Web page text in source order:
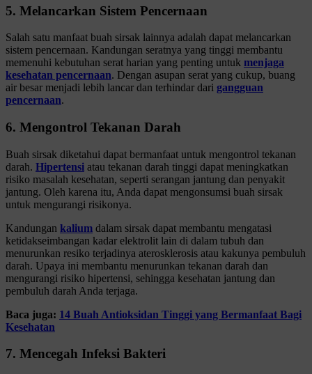
5. Melancarkan Sistem Pencernaan
Salah satu manfaat buah sirsak lainnya adalah dapat melancarkan
sistem pencernaan. Kandungan seratnya yang tinggi membantu
memenuhi kebutuhan serat harian yang penting untuk menjaga
kesehatan pencernaan. Dengan asupan serat yang cukup, buang
air besar menjadi lebih lancar dan terhindar dari gangguan
pencernaan.
6. Mengontrol Tekanan Darah
Buah sirsak diketahui dapat bermanfaat untuk mengontrol tekanan
darah. Hipertensi atau tekanan darah tinggi dapat meningkatkan
risiko masalah kesehatan, seperti serangan jantung dan penyakit
jantung. Oleh karena itu, Anda dapat mengonsumsi buah sirsak
untuk mengurangi risikonya.
Kandungan kalium dalam sirsak dapat membantu mengatasi
ketidakseimbangan kadar elektrolit lain di dalam tubuh dan
menurunkan resiko terjadinya aterosklerosis atau kakunya pembuluh
darah. Upaya ini membantu menurunkan tekanan darah dan
mengurangi risiko hipertensi, sehingga kesehatan jantung dan
pembuluh darah Anda terjaga.
Baca juga: 14 Buah Antioksidan Tinggi yang Bermanfaat Bagi
Kesehatan
7. Mencegah Infeksi Bakteri